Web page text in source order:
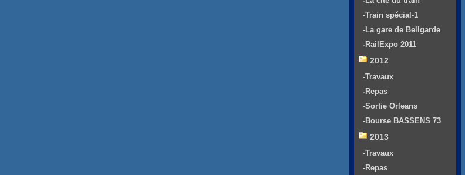
-Train spécial-1
-La gare de Bellgarde
-RailExpo 2011
2012
-Travaux
-Repas
-Sortie Orleans
-Bourse BASSENS 73
2013
-Travaux
-Repas